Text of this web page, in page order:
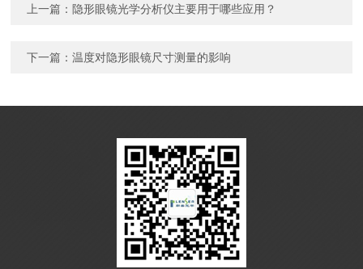
上一篇： 隐形眼镜光学分析仪主要用于哪些应用？
下一篇：温度对隐形眼镜尺寸测量的影响